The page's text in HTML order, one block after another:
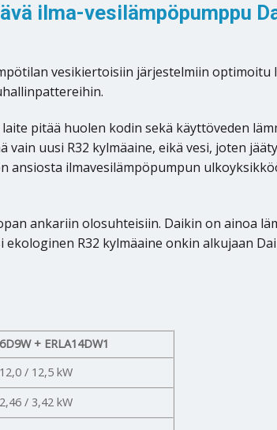
ilma-vesilämpöpumppu
vesikiertoisiin järjestelmiin optimoitu
pitää huolen kodin sekä käyttöveden
uusi R32 kylmäaine, eikä vesi, joten
ansiosta ilmavesilämpöpumpun
ankariin olosuhteisiin. Daikin on ainoa
R32 kylmäaine onkin alkujaan
+ ERLA14DW1
12,0 / 12,5 kW
2,46 / 3,42 kW